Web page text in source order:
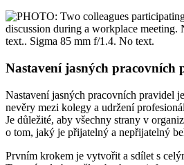
Nastavení jasných pracovních
Nastavení jasných pracovních pravidel
nevěry mezi kolegy a udržení
Je důležité, aby všechny strany v
o tom, jaký je přijatelný a nepřijatelný
Prvním krokem je vytvořit a sdílet s